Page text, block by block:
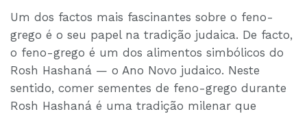
Um dos factos mais fascinantes sobre o feno-
grego é o seu papel na tradição judaica. De facto,
o feno-grego é um dos alimentos simbólicos do
Rosh Hashaná — o Ano Novo judaico. Neste
sentido, comer sementes de feno-grego durante
Rosh Hashaná é uma tradição milenar que